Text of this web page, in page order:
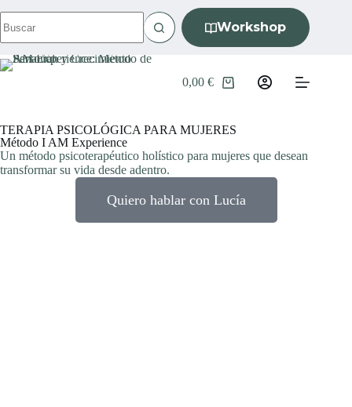
S
a
l
t
c
o
n
t
Workshop
0,00€
TERAPIA PSICOLÓGICA PARA MUJERES
Método I AM Experience
Un método psicoterapéutico holístico para mujeres que desean
transformar su vida desde adentro.
Quiero hablar con Lucía